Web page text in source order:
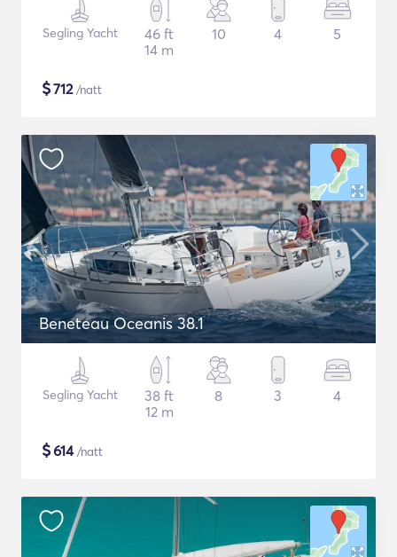
Segling Yacht
46 ft
14 m
10 4 5
$712/natt
Beneteau Oceanis 38.1
Segling Yacht
38 ft
12 m
8 3 4
$614/natt